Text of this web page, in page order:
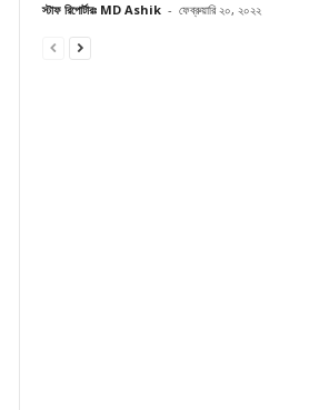
স্টাফ রিপোর্টারঃ MD Ashik - ফেব্রুয়ারি ২০, ২০২২